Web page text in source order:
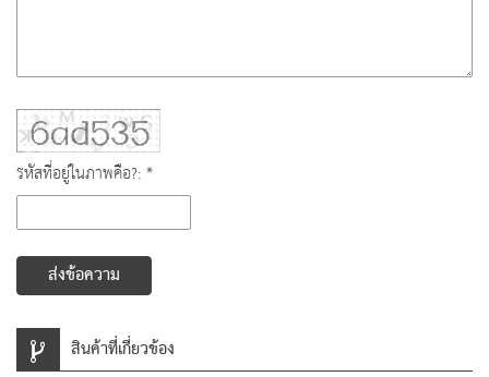
รหัสที่อยู่ในภาพคือ?: *
ส่งข้อความ
สินค้าที่เกี่ยวข้อง